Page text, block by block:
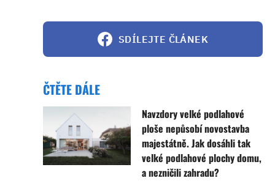
SDÍLEJTE ČLÁNEK
ČTĚTE DÁLE
Navzdory velké podlahové
ploše nepůsobí novostavba
majestátně. Jak dosáhli tak
velké podlahové plochy domu,
a nezničili zahradu?